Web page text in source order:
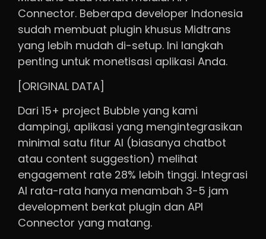
Connector. Beberapa developer Indonesia
sudah membuat plugin khusus Midtrans
yang lebih mudah di-setup. Ini langkah
penting untuk monetisasi aplikasi Anda.
[ORIGINAL DATA]
Dari 15+ project Bubble yang kami
dampingi, aplikasi yang mengintegrasikan
minimal satu fitur AI (biasanya chatbot
atau content suggestion) melihat
engagement rate 28% lebih tinggi. Integrasi
AI rata-rata hanya menambah 3-5 jam
development berkat plugin dan API
Connector yang matang.